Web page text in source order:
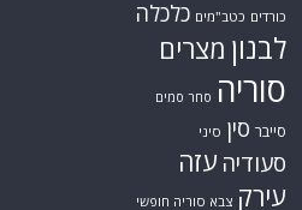
כורדים כטב"מים כלכלה
לבנון מצרים
סוריה סחר סמים
סייבר סין סיני
סעודיה עזה
עירק צבא סוריה חופשי